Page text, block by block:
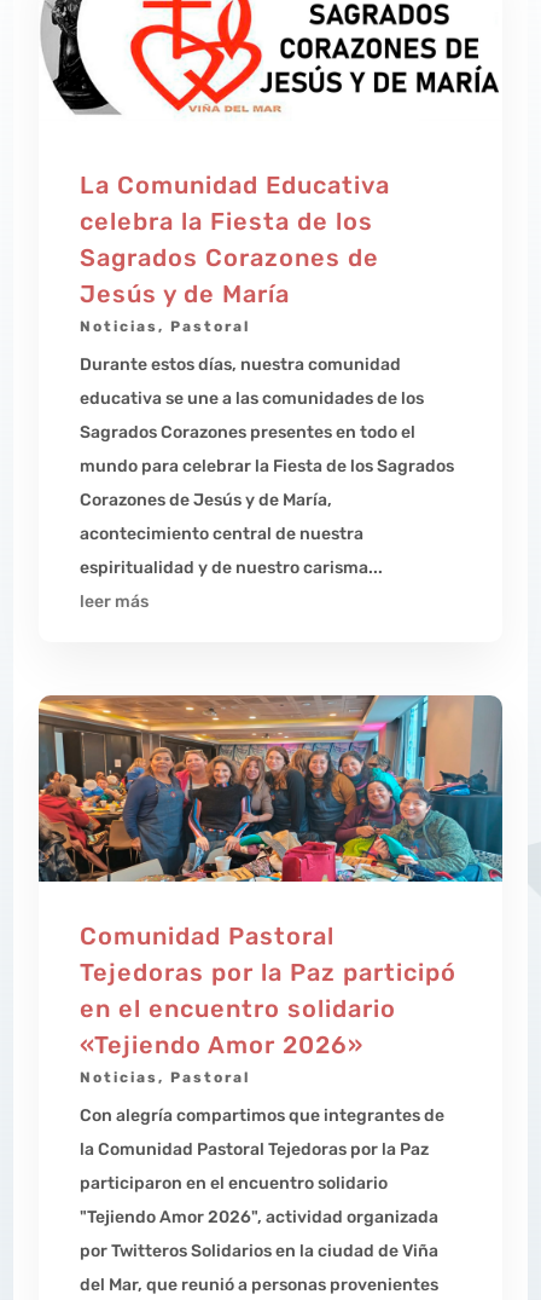
La Comunidad Educativa
celebra la Fiesta de los
Sagrados Corazones de
Jesús y de María
Noticias,Pastoral
Durante estos días, nuestra comunidad
educativa se une a las comunidades de los
Sagrados Corazones presentes en todo el
mundo para celebrar la Fiesta de los Sagrados
Corazones de Jesús y de María,
acontecimiento central de nuestra
espiritualidad y de nuestro carisma...
leer más
Comunidad Pastoral
Tejedoras por la Paz participó
en el encuentro solidario
«Tejiendo Amor 2026»
Noticias, Pastoral
Con alegría compartimos que integrantes de
la Comunidad Pastoral Tejedoras por la Paz
participaron en el encuentro solidario
"Tejiendo Amor 2026", actividad organizada
por Twitteros Solidarios en la ciudad de Viña
del Mar, que reunió a personas provenientes